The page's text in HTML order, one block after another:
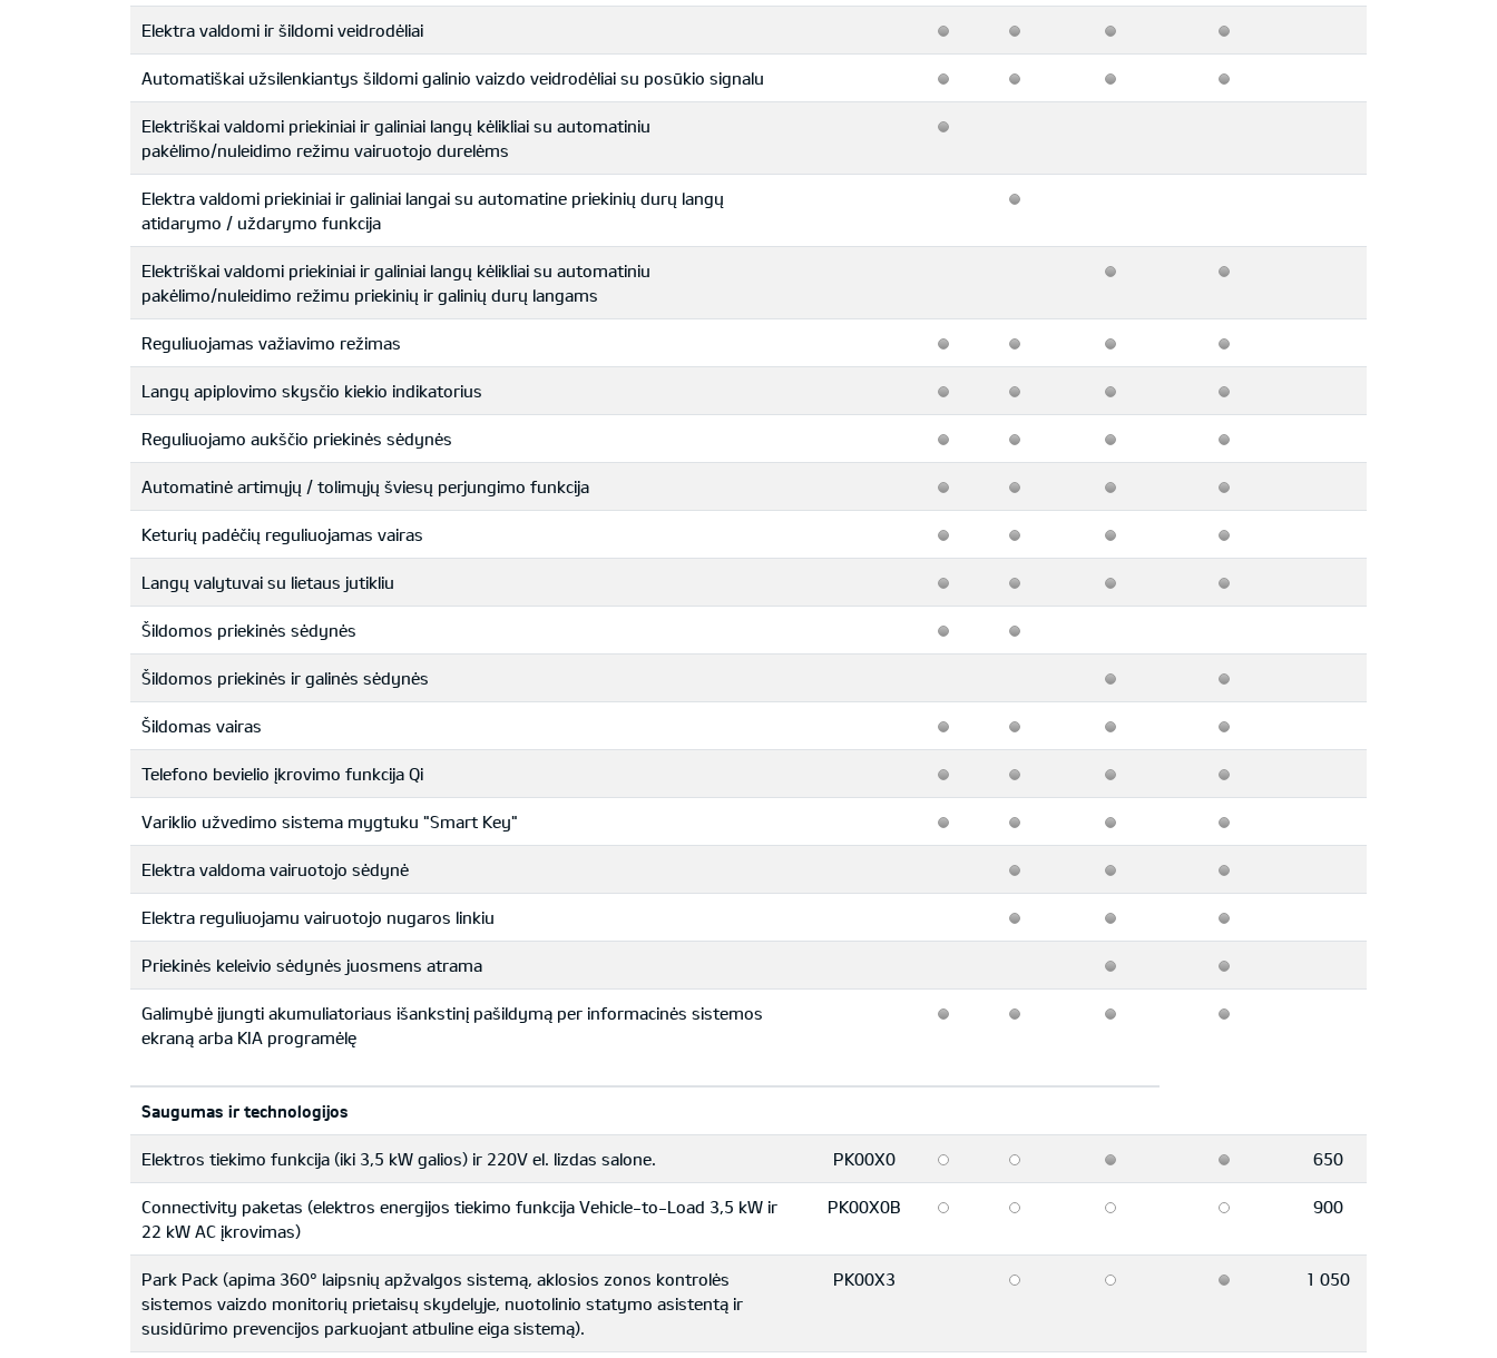
Elektra valdomi ir šildomi veidrodėliai
Automatiškai užsilenkiantys šildomi galinio vaizdo veidrodėliai su posūkio signalu
Elektriškai valdomi priekiniai ir galiniai langų kėlikliai su automatiniu
pakėlimo/nuleidimo režimu vairuotojo durelėms
Elektra valdomi priekiniai ir galiniai langai su automatine priekinių durų langų
atidarymo / uždarymo funkcija
Elektriškai valdomi priekiniai ir galiniai langų kėlikliai su automatiniu
pakėlimo/nuleidimo režimu priekinių ir galinių durų langams
Reguliuojamas važiavimo režimas
Langų apiplovimo skysčio kiekio indikatorius
Reguliuojamo aukščio priekinės sėdynės
Automatinė artimųjų / tolimųjų šviesų perjungimo funkcija
Keturių padėčių reguliuojamas vairas
Langų valytuvai su lietaus jutikliu
Šildomos priekinės sėdynės
Šildomos priekinės ir galinės sėdynės
Šildomas vairas
Telefono bevielio įkrovimo funkcija Qi
Variklio užvedimo sistema mygtuku "Smart Key"
Elektra valdoma vairuotojo sėdynė
Elektra reguliuojamu vairuotojo nugaros linkiu
Priekinės keleivio sėdynės juosmens atrama
Galimybė įjungti akumuliatoriaus išankstinį pašildymą per informacinės sistemos
ekraną arba KIA programėlę
Saugumas ir technologijos
Elektros tiekimo funkcija (iki 3,5 kW galios) ir 220V el. lizdas salone. PK00X0 650
Connectivity paketas (elektros energijos tiekimo funkcija Vehicle-to-Load 3,5 kW ir
22 kW AC įkrovimas)
PK00X0B 900
Park Pack (apima 360° laipsnių apžvalgos sistemą, aklosios zonos kontrolės
sistemos vaizdo monitorių prietaisų skydelyje, nuotolinio statymo asistentą ir
susidūrimo prevencijos parkuojant atbuline eiga sistemą).
PK00X3 1 050